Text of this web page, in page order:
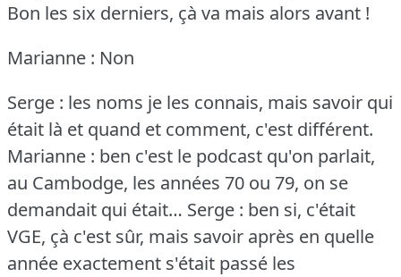
Bon les six derniers, çà va mais alors avant !
Marianne : Non
Serge : les noms je les connais, mais savoir qui
était là et quand et comment, c'est différent.
Marianne : ben c'est le podcast qu'on parlait,
au Cambodge, les années 70 ou 79, on se
demandait qui était… Serge : ben si, c'était
VGE, çà c'est sûr, mais savoir après en quelle
année exactement s'était passé les